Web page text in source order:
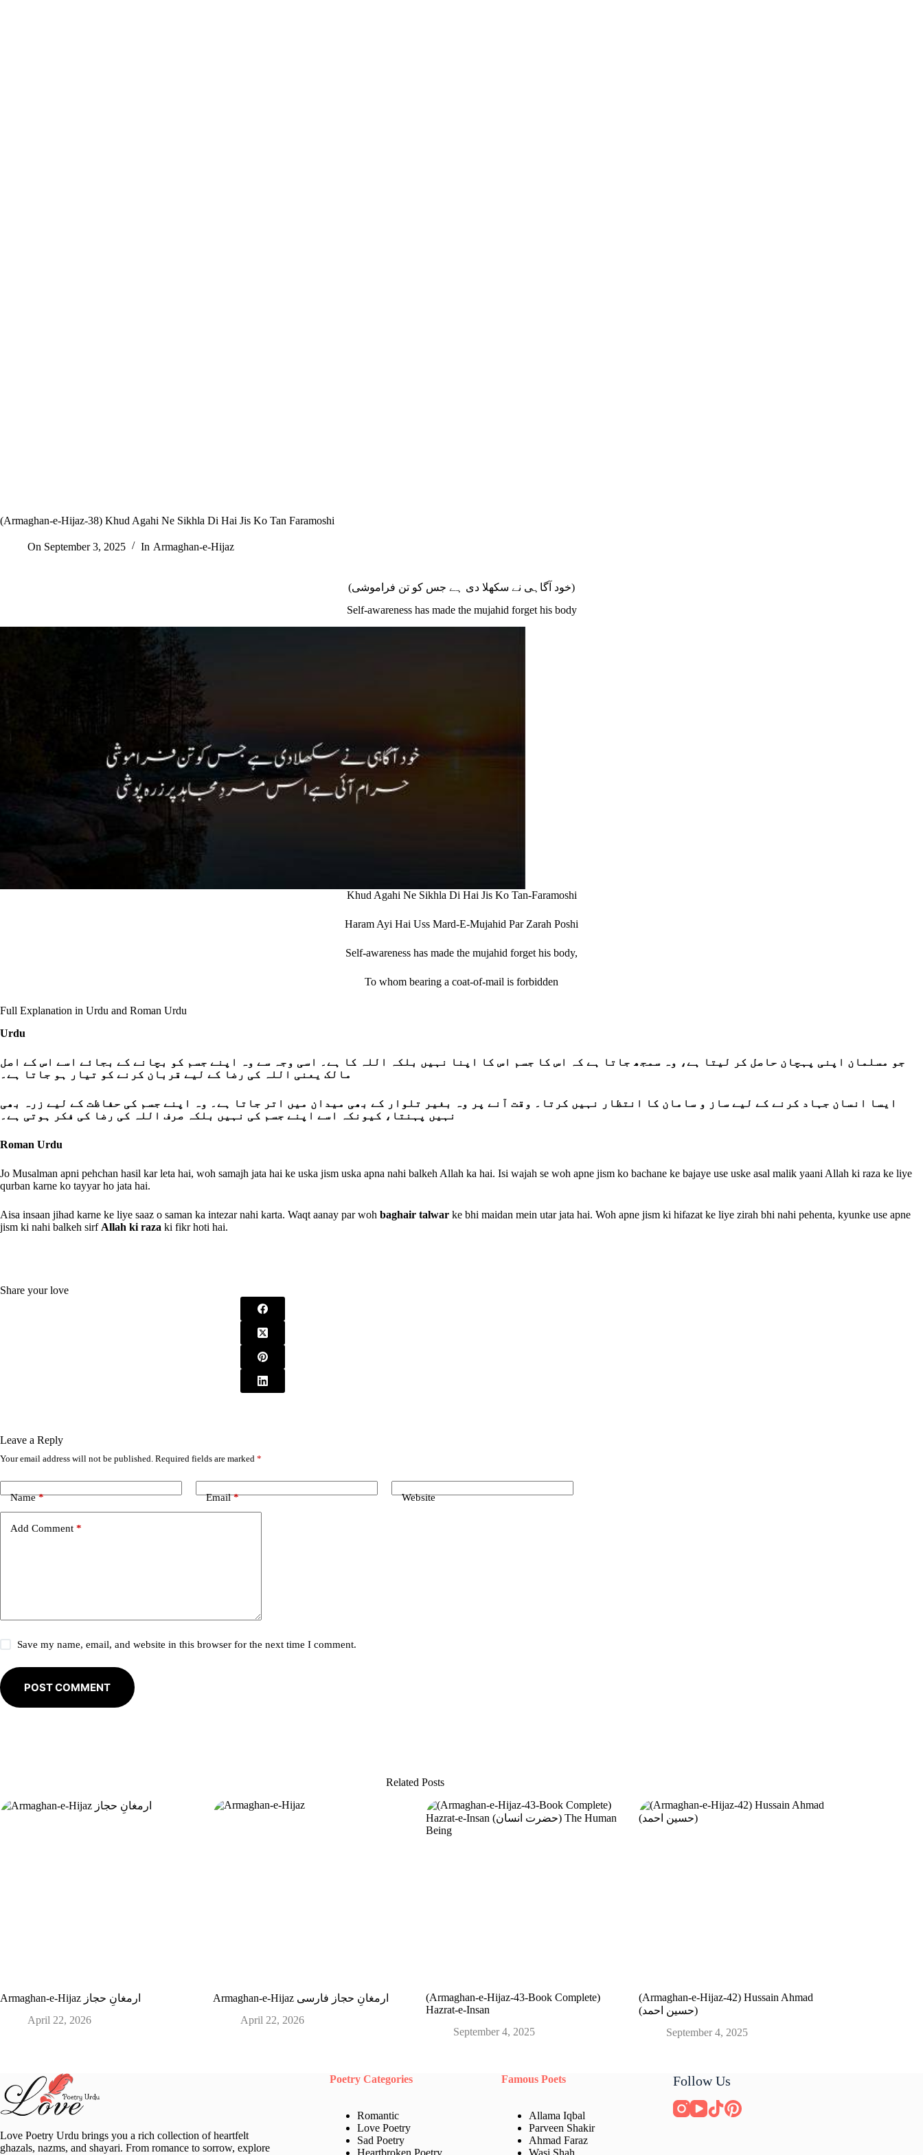
(Armaghan-e-Hijaz-38) Khud Agahi Ne Sikhla Di Hai Jis Ko Tan Faramoshi
On September 3, 2025 In Armaghan-e-Hijaz
(خود آگاہی نے سکھلا دی ہے جس کو تن فراموشی)
Self‐awareness has made the mujahid forget his body
Khud Agahi Ne Sikhla Di Hai Jis Ko Tan-Faramoshi
Haram Ayi Hai Uss Mard-E-Mujahid Par Zarah Poshi
Self‐awareness has made the mujahid forget his body,
To whom bearing a coat‐of‐mail is forbidden
Full Explanation in Urdu and Roman Urdu
Urdu
جو مسلمان اپنی پہچان حاصل کر لیتا ہے، وہ سمجھ جاتا ہے کہ اس کا جسم اس کا اپنا نہیں بلکہ اللہ کا ہے۔ اسی وجہ سے وہ اپنے جسم کو بچانے کے بجائے اسے اس کے اصل
مالک یعنی اللہ کی رضا کے لیے قربان کرنے کو تیار ہو جاتا ہے۔
ایسا انسان جہاد کرنے کے لیے ساز و سامان کا انتظار نہیں کرتا۔ وقت آنے پر وہ بغیر تلوار کے بھی میدان میں اتر جاتا ہے۔ وہ اپنے جسم کی حفاظت کے لیے زرہ بھی
نہیں پہنتا، کیونکہ اسے اپنے جسم کی نہیں بلکہ صرف اللہ کی رضا کی فکر ہوتی ہے۔
Roman Urdu
Jo Musalman apni pehchan hasil kar leta hai, woh samajh jata hai ke uska jism uska apna nahi balkeh Allah ka hai. Isi wajah se woh apne jism ko bachane ke bajaye use uske asal malik yaani Allah ki raza ke liye
qurban karne ko tayyar ho jata hai.
Aisa insaan jihad karne ke liye saaz o saman ka intezar nahi karta. Waqt aanay par woh baghair talwar ke bhi maidan mein utar jata hai. Woh apne jism ki hifazat ke liye zirah bhi nahi pehenta, kyunke use apne
jism ki nahi balkeh sirf Allah ki raza ki fikr hoti hai.
Share your love
Leave a Reply
Your email address will not be published. Required fields are marked *
Name* Email* Website
Add Comment *
Save my name, email, and website in this browser for the next time I comment.
POST COMMENT
A
t
e
Related Posts
Armaghan-e-Hijaz ارمغانِ حجاز
April 22, 2026
Armaghan-e-Hijaz ارمغانِ حجاز فارسی
April 22, 2026
(Armaghan-e-Hijaz-43-Book Complete)
Hazrat-e-Insan
September 4, 2025
(Armaghan-e-Hijaz-42) Hussain Ahmad
(حسین احمد)
September 4, 2025
Love Poetry Urdu brings you a rich collection of heartfelt
ghazals, nazms, and shayari. From romance to sorrow, explore
Poetry Categories
Romantic
Love Poetry
Sad Poetry
Famous Poets
Allama Iqbal
Parveen Shakir
Ahmad Faraz
Follow Us